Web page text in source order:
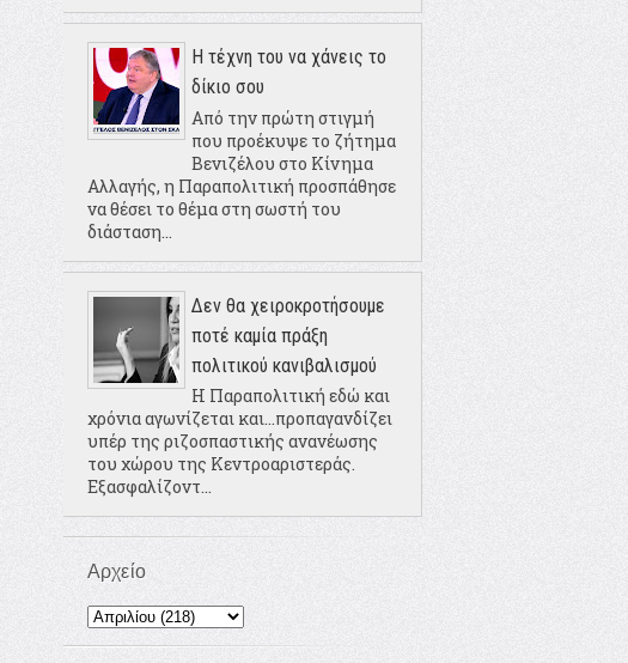
Η τέχνη του να χάνεις το
δίκιο σου
Από την πρώτη στιγμή
που προέκυψε το ζήτημα
Βενιζέλου στο Κίνημα
Αλλαγής, η Παραπολιτική προσπάθησε
να θέσει το θέμα στη σωστή του
διάσταση...
Δεν θα χειροκροτήσουμε
ποτέ καμία πράξη
πολιτικού κανιβαλισμού
Η Παραπολιτική εδώ και
χρόνια αγωνίζεται και...προπαγανδίζει
υπέρ της ριζοσπαστικής ανανέωσης
του χώρου της Κεντροαριστεράς.
Εξασφαλίζοντ...
Αρχείο